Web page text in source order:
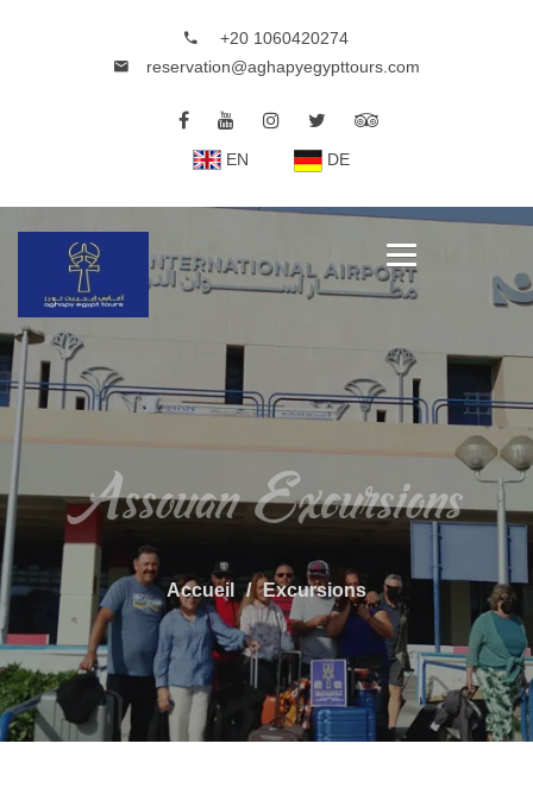
+20 1060420274
reservation@aghapyegypttours.com
EN DE
Assouan Excursions
Accueil Excursions